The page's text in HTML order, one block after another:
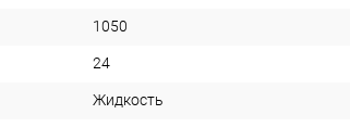
1050
24
Жидкость